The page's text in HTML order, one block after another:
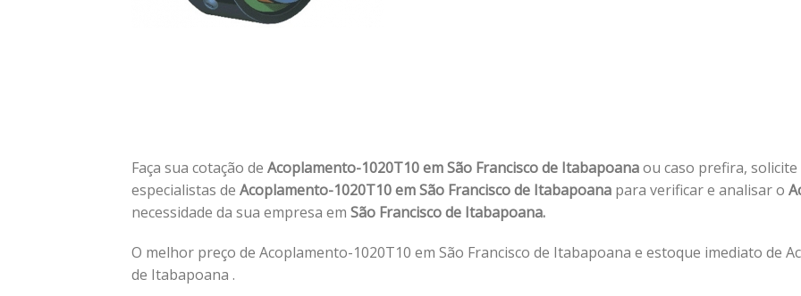
Faça sua cotação de Acoplamento-1020T10 em São Francisco de Itabapoanaou caso prefira,
especialistas de Acoplamento-1020T10 em São Francisco de Itabapoana para verificar e analisar o
necessidade da sua empresa em São Francisco de Itabapoana.
O melhor preço de Acoplamento-1020T10 em São Francisco de Itabapoana e estoque imediato de
de Itabapoana .